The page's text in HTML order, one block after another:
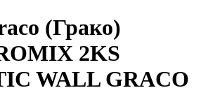
(Грако)
2KS
WALL GRACO